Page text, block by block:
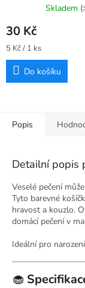
Skladem
30 Kč
Měrná
cena:
5 Kč / 1 ks
Do košíku
Popis
Detailní popis
Veselé pečení
Tyto barevné
hravost a kouzlo.
domácí pečení v
Ideální pro
🧁